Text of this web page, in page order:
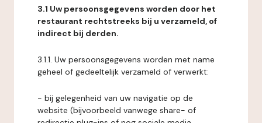
3.1 Uw persoonsgegevens worden door het
restaurant rechtstreeks bij u verzameld, of
indirect bij derden.
3.1.1. Uw persoonsgegevens worden met name
geheel of gedeeltelijk verzameld of verwerkt:
- bij gelegenheid van uw navigatie op de
website (bijvoorbeeld vanwege share- of